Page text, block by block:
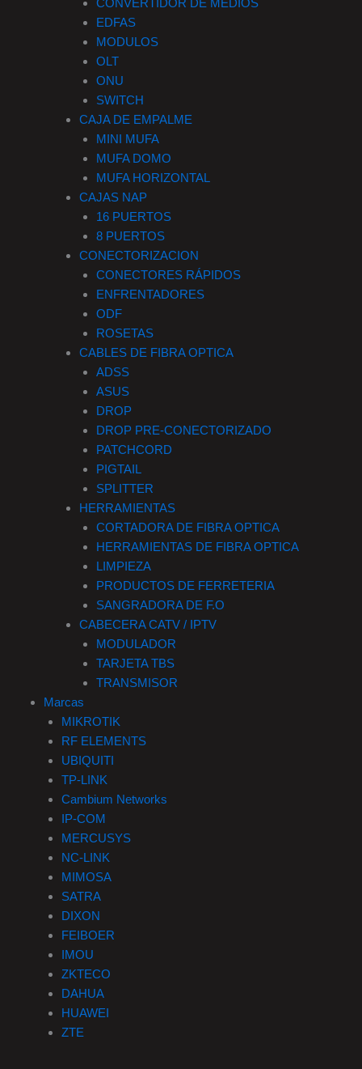
CONVERTIDOR DE MEDIOS
EDFAS
MODULOS
OLT
ONU
SWITCH
CAJA DE EMPALME
MINI MUFA
MUFA DOMO
MUFA HORIZONTAL
CAJAS NAP
16 PUERTOS
8 PUERTOS
CONECTORIZACION
CONECTORES RÁPIDOS
ENFRENTADORES
ODF
ROSETAS
CABLES DE FIBRA OPTICA
ADSS
ASUS
DROP
DROP PRE-CONECTORIZADO
PATCHCORD
PIGTAIL
SPLITTER
HERRAMIENTAS
CORTADORA DE FIBRA OPTICA
HERRAMIENTAS DE FIBRA OPTICA
LIMPIEZA
PRODUCTOS DE FERRETERIA
SANGRADORA DE F.O
CABECERA CATV / IPTV
MODULADOR
TARJETA TBS
TRANSMISOR
Marcas
MIKROTIK
RF ELEMENTS
UBIQUITI
TP-LINK
Cambium Networks
IP-COM
MERCUSYS
NC-LINK
MIMOSA
SATRA
DIXON
FEIBOER
IMOU
ZKTECO
DAHUA
HUAWEI
ZTE